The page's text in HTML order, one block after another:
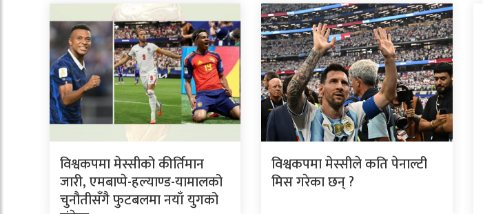
विश्वकपमा मेस्सीको कीर्तिमान
जारी, एमबाप्पे-हल्याण्ड-यामालको
चुनौतीसँगै फुटबलमा नयाँ युगको
विश्वकपमा मेस्सीले कति पेनाल्टी
मिस गरेका छन् ?